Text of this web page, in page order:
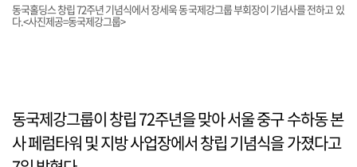
동국홀딩스 창립 72주년 기념식에서 장세욱 동국제강그룹 부회장이 기념사를 전하고 있
다.<사진제공=동국제강그룹>
동국제강그룹이 창립 72주년을 맞아 서울 중구 수하동 본
사 페럼타워 및 지방 사업장에서 창립 기념식을 가졌다고